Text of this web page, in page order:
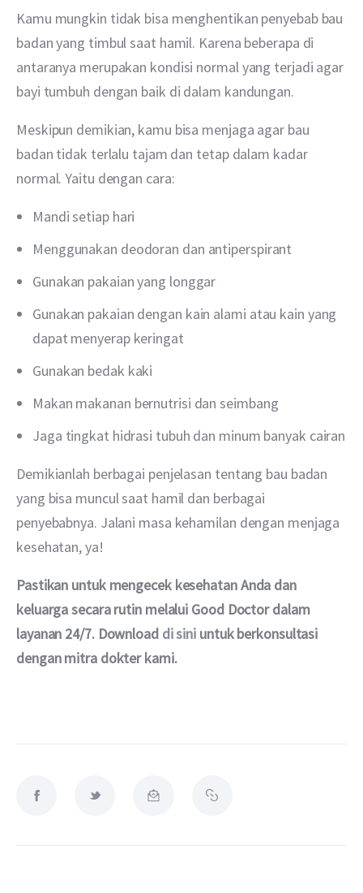
Kamu mungkin tidak bisa menghentikan penyebab bau
badan yang timbul saat hamil. Karena beberapa di
antaranya merupakan kondisi normal yang terjadi agar
bayi tumbuh dengan baik di dalam kandungan.
Meskipun demikian, kamu bisa menjaga agar bau
badan tidak terlalu tajam dan tetap dalam kadar
normal. Yaitu dengan cara:
Mandi setiap hari
Menggunakan deodoran dan antiperspirant
Gunakan pakaian yang longgar
Gunakan pakaian dengan kain alami atau kain yang
dapat menyerap keringat
Gunakan bedak kaki
Makan makanan bernutrisi dan seimbang
Jaga tingkat hidrasi tubuh dan minum banyak cairan
Demikianlah berbagai penjelasan tentang bau badan
yang bisa muncul saat hamil dan berbagai
penyebabnya. Jalani masa kehamilan dengan menjaga
kesehatan, ya!
Pastikan untuk mengecek kesehatan Anda dan
keluarga secara rutin melalui Good Doctor dalam
layanan 24/7. Download di sini untuk berkonsultasi
dengan mitra dokter kami.